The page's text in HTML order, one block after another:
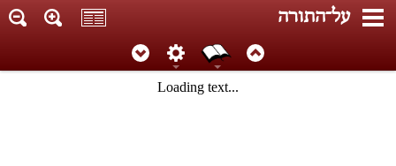
על־התורה
Loading text...